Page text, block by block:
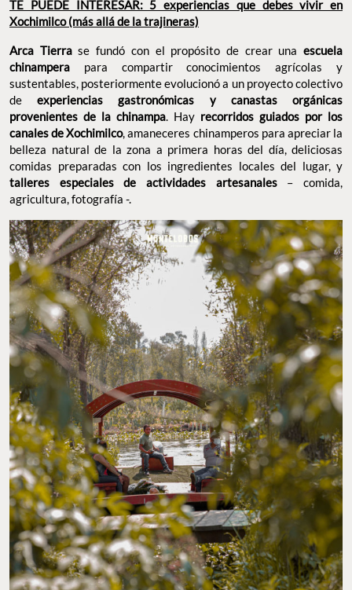
TE PUEDE INTERESAR: 5 experiencias que debes vivir en
Xochimilco (más allá de la trajineras)
Arca Tierrase fundó con el propósito de crear unaescuela
chinampera para compartir conocimientos agrícolas y
sustentables, posteriormente evolucionó a un proyecto colectivo
deexperiencias gastronómicas y canastas orgánicas
provenientes de la chinampa. Hay recorridos guiados por los
canales de Xochimilco, amaneceres chinamperos para apreciar la
belleza natural de la zona a primera horas del día, deliciosas
comidas preparadas con los ingredientes locales del lugar, y
talleres especiales de actividades artesanales– comida,
agricultura, fotografía -.